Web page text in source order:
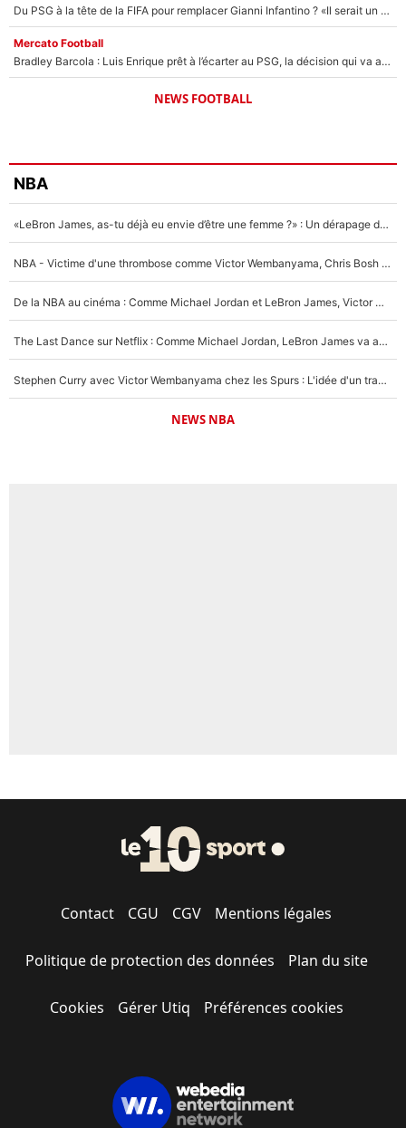
Du PSG à la tête de la FIFA pour remplacer Gianni Infantino ? «Il serait un mauvais président», le patron de la Liga s'attaque à Nasser Al-Khelaïfi !
Mercato Football
Bradley Barcola : Luis Enrique prêt à l’écarter au PSG, la décision qui va accélérer son transfert à Liverpool ?
NEWS FOOTBALL
NBA
«LeBron James, as-tu déjà eu envie d’être une femme ?» : Un dérapage de Donald Trump sur la superstar de la NBA refait surface
NBA - Victime d'une thrombose comme Victor Wembanyama, Chris Bosh prévient le Français des risques sur sa santé : «J’ai failli mourir sur le coup et j’ai été ramené à la vie»
De la NBA au cinéma : Comme Michael Jordan et LeBron James, Victor Wembanyama rêve d'une carrière d'acteur !
The Last Dance sur Netflix : Comme Michael Jordan, LeBron James va avoir le droit à sa série !
Stephen Curry avec Victor Wembanyama chez les Spurs : L'idée d'un trade historique est lancée en NBA !
NEWS NBA
Contact CGU CGV Mentions légales
Politique de protection des données Plan du site
Cookies Gérer Utiq Préférences cookies